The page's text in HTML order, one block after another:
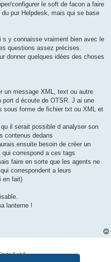
configurer le soft de facon a faire
pur Helpdesk, mais qui se base
y connaisse vraiment bien avec le
questions assez précises.
donner quelques idées des choses
un message XML, text ou autre
d écoute de OTSR. J ai une
sous forme de fichier txt ou XML et
il serait possible d analyser son
contenus dedans
ensuite besoin de créer un
correspond a ces tags
faire en sorte que les agents ne
correspondent a leurs
en fait)
lanterne !
1of1